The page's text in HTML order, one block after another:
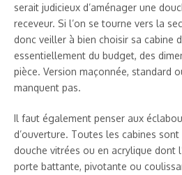
serait judicieux d’aménager une
receveur. Si l’on se tourne vers la
donc veiller à bien choisir sa cabine
essentiellement du budget, des
pièce. Version maçonnée, standard
manquent pas.
Il faut également penser aux
d’ouverture. Toutes les cabines
douche vitrées ou en acrylique dont
porte battante, pivotante ou